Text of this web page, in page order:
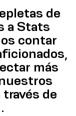
de
a Stats
contar
más
de